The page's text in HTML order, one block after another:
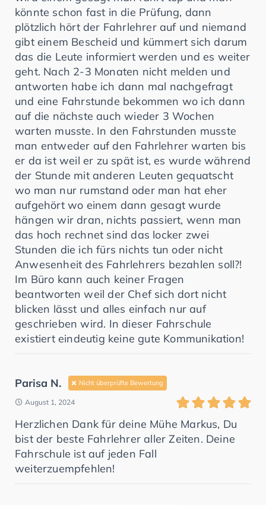
könnte schon fast in die Prüfung, dann
plötzlich hört der Fahrlehrer auf und niemand
gibt einem Bescheid und kümmert sich darum
das die Leute informiert werden und es weiter
geht. Nach 2-3 Monaten nicht melden und
antworten habe ich dann mal nachgefragt
und eine Fahrstunde bekommen wo ich dann
auf die nächste auch wieder 3 Wochen
warten musste. In den Fahrstunden musste
man entweder auf den Fahrlehrer warten bis
er da ist weil er zu spät ist, es wurde während
der Stunde mit anderen Leuten gequatscht
wo man nur rumstand oder man hat eher
aufgehört wo einem dann gesagt wurde
hängen wir dran, nichts passiert, wenn man
das hoch rechnet sind das locker zwei
Stunden die ich fürs nichts tun oder nicht
Anwesenheit des Fahrlehrers bezahlen soll?!
Im Büro kann auch keiner Fragen
beantworten weil der Chef sich dort nicht
blicken lässt und alles einfach nur auf
geschrieben wird. In dieser Fahrschule
existiert eindeutig keine gute Kommunikation!
Parisa N. Nicht überprüfte Bewertung
August 1, 2024
Herzlichen Dank für deine Mühe Markus, Du
bist der beste Fahrlehrer aller Zeiten. Deine
Fahrschule ist auf jeden Fall
weiterzuempfehlen!